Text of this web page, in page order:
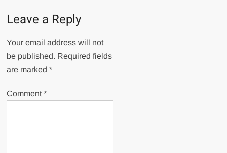
Leave a Reply
Your email address will not
be published. Required fields
are marked*
Comment*